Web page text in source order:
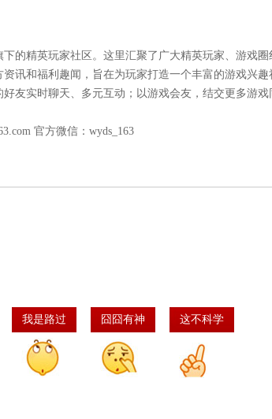
的精英玩家社区。这里汇聚了广大精英玩家、游戏圈
讯和福利趣闻，旨在为玩家打造一个丰富的游戏兴趣
友实时聊天、多元互动；以游戏会友，结交更多游戏
官方微信：wyds_163
我是路过 囧囧有神 这不科学